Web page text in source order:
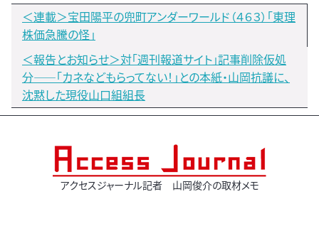
＜連載＞宝田陽平の兜町アンダーワールド（４６３）｢東理
株価急騰の怪｣
＜報告とお知らせ＞対「週刊報道サイト」記事削除仮処
分――｢カネなどもらってない！」との本紙・山岡抗議に、
沈黙した現役山口組組長
アクセスジャーナル記者 山岡俊介の取材メモ